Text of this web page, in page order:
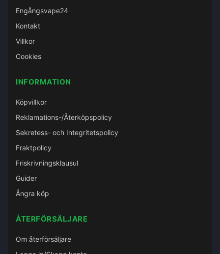
Engångsvape24
Kontakt
Villkor
Cookies
INFORMATION
Köpvillkor
Reklamations-/Återköpspolicy
Sekretess- och Integritetspolicy
Fraktpolicy
Friskrivningsklausul
Guider
Ångra köp
ÅTERFÖRSÄLJARE
Om återförsäljare